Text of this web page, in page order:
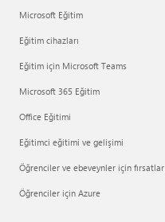
Microsoft Eğitim
Eğitim cihazları
Eğitim için Microsoft Teams
Microsoft 365 Eğitim
Office Eğitimi
Eğitimci eğitimi ve gelişimi
Öğrenciler ve ebeveynler için fırsatlar
Öğrenciler için Azure